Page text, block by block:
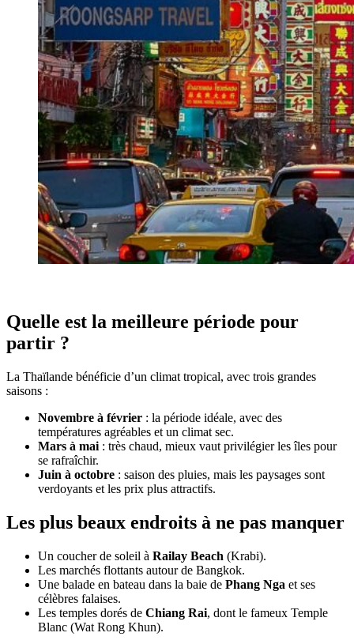
Quelle est la meilleure période pour
partir ?
La Thaïlande bénéficie d’un climat tropical, avec trois grandes
saisons :
Novembre à février : la période idéale, avec des
températures agréables et un climat sec.
Mars à mai : très chaud, mieux vaut privilégier les îles pour
se rafraîchir.
Juin à octobre : saison des pluies, mais les paysages sont
verdoyants et les prix plus attractifs.
Les plus beaux endroits à ne pas manquer
Un coucher de soleil à Railay Beach (Krabi).
Les marchés flottants autour de Bangkok.
Une balade en bateau dans la baie de Phang Nga et ses
célèbres falaises.
Les temples dorés de Chiang Rai, dont le fameux Temple
Blanc (Wat Rong Khun).